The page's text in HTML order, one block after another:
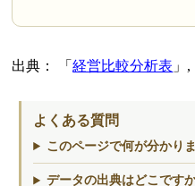
出典： 経営比較分析表 ,
よくある質問
このページで何が分かり
データの出典はどこです